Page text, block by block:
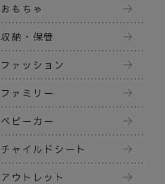
おもちゃ
収納・保管
ファッション
ファミリー
ベビーカー
チャイルドシート
アウトレット